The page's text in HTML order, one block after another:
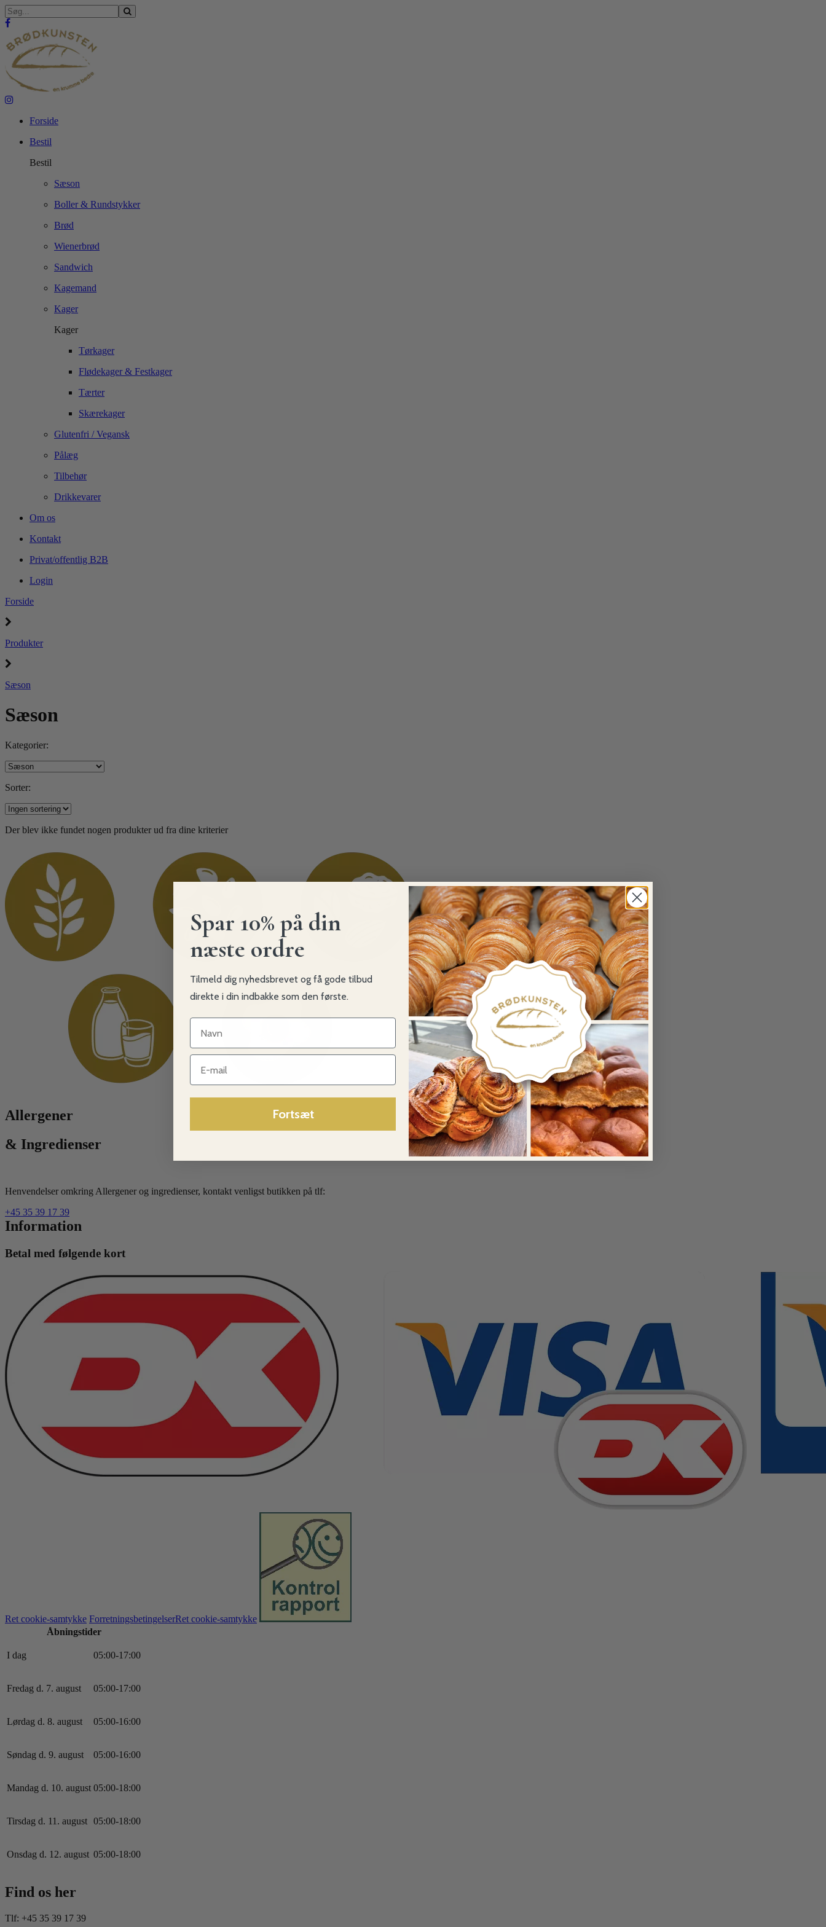
Forside
Bestil
Bestil
Sæson
Boller & Rundstykker
Brød
Wienerbrød
Sandwich
Kagemand
Kager
Kager
Tørkager
Flødekager & Festkager
Tærter
Skærekager
Glutenfri / Vegansk
Pålæg
Tilbehør
Drikkevarer
Om os
Kontakt
Privat/offentlig B2B
Login
Forside
Produkter
Sæson
Sæson
Kategorier:
Sorter:
Der blev ikke fundet nogen produkter ud fra dine kriterier
Allergener
& Ingredienser
Henvendelser omkring Allergener og ingredienser, kontakt venligst butikken på tlf:
+45 35 39 17 39
Information
Betal med følgende kort
Ret cookie-samtykke ForretningsbetingelserRet cookie-samtykke
Åbningstider
I dag 05:00-17:00
Fredag d. 7. august 05:00-17:00
Lørdag d. 8. august 05:00-16:00
Søndag d. 9. august 05:00-16:00
Mandag d. 10. august 05:00-18:00
Tirsdag d. 11. august 05:00-18:00
Onsdag d. 12. august 05:00-18:00
Find os her
Tlf: +45 35 39 17 39
Spar 10% på din
næste ordre
Tilmeld dig nyhedsbrevet og få gode tilbud
direkte i din indbakke som den første.
Navn
Navn
Fortsæt